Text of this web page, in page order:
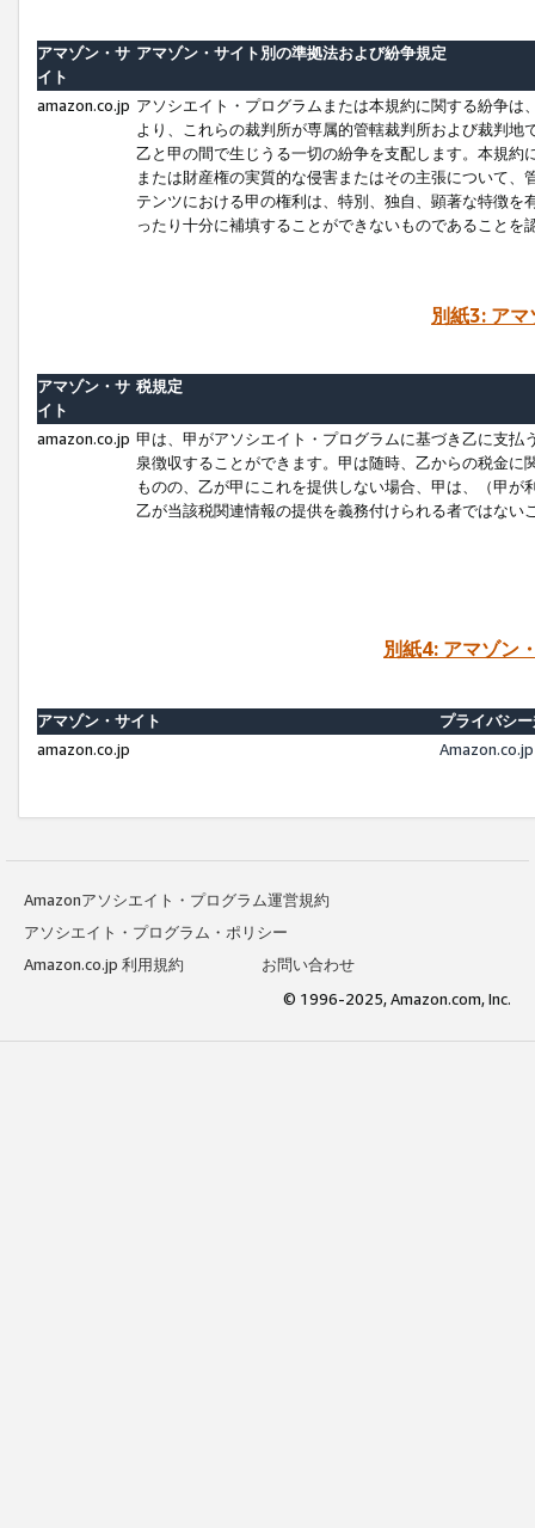
アマゾン・サ
イト
アマゾン・サイト別の準拠法および紛争規定
amazon.co.jp アソシエイト・プログラムまたは本規約に関する紛争
より、これらの裁判所が専属的管轄裁判所および裁判
乙と甲の間で生じうる一切の紛争を支配します。本規
または財産権の実質的な侵害またはその主張について
テンツにおける甲の権利は、特別、独自、顕著な特徴
ったり十分に補填することができないものであることを
別紙3: ア
アマゾン・サ
イト
税規定
amazon.co.jp 甲は、甲がアソシエイト・プログラムに基づき乙に支
泉徴収することができます。甲は随時、乙からの税金
ものの、乙が甲にこれを提供しない場合、甲は、（甲
乙が当該税関連情報の提供を義務付けられる者ではな
別紙4: アマゾン
アマゾン・サイト
プライバシ
amazon.co.jp
Amazonアソシエイト・プログラム運営規約
アソシエイト・プログラム・ポリシー
Amazon.co.jp 利用規約
お問い合わせ
© 1996-2025, Amazon.com, Inc.